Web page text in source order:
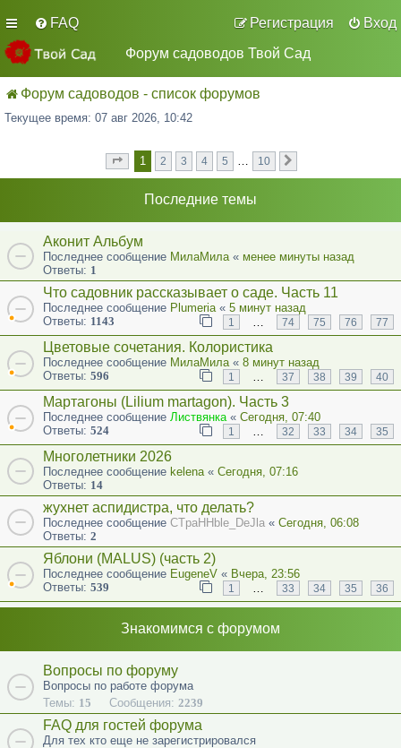
FAQ Вход
Регистрация
Форум садоводов Твой Сад
Форум садоводов - список форумов
Текущее время: 07 авг 2026, 10:42
Страница 1из 10
1 2 3 4 5 … 10
Последние темы
Аконит Альбум
Последнее сообщение МилаМила« менее минуты назад
Ответы: 1
Что садовник рассказывает о саде. Часть 11
Последнее сообщение Plumeria« 5 минут назад
Ответы: 1143 1 … 74 75 76 77
Цветовые сочетания. Колористика
Последнее сообщение МилаМила« 8 минут назад
Ответы: 596 1 … 37 38 39 40
Мартагоны (Lilium martagon). Часть 3
Последнее сообщение Листвянка « Сегодня, 07:40
Ответы: 524 1 … 32 33 34 35
Многолетники 2026
Последнее сообщение kelena « Сегодня, 07:16
Ответы: 14
жухнет аспидистра, что делать?
Последнее сообщение CTpaHHble_DeJla « Сегодня, 06:08
Ответы: 2
Яблони (MALUS) (часть 2)
Последнее сообщение EugeneV « Вчера, 23:56
Ответы: 539 1 33 34 35 36
Знакомимся с форумом
Вопросы по форуму
Вопросы по работе форума
Темы: 15 Сообщения: 2239
FAQ для гостей форума
Для тех кто еще не зарегистрировался